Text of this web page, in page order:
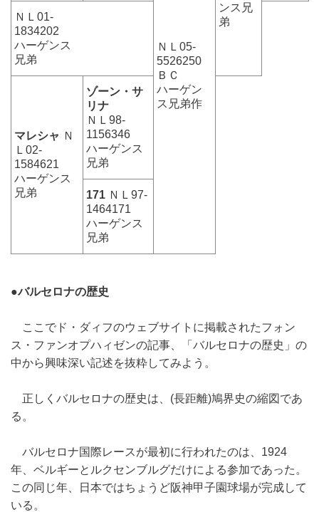
ＮＬ05-
5526250
ＢＣ
ハーゲン
ス兄弟作
ンス兄
弟
ＮＬ01-
1834202
ハーゲンス
兄弟
マレシャ Ｎ
Ｌ02-
1584621
ハーゲンス
兄弟
ゾーン・サ
リナ
ＮＬ98-
1156346
ハーゲンス
兄弟
171 ＮＬ97-
1464171
ハーゲンス
兄弟
●バルセロナの歴史
ここでド・ダィフのウェブサイトに掲載されたフォン
ス・ファンオプハィゼンの記事、「バルセロナの歴史」の
中から興味深い記述を抜粋してみよう。
正しくバルセロナの歴史は、(長距離)鳩界史の縮図であ
る。
バルセロナ国際レースが最初に行われたのは、1924
年、ベルギーとルクセンブルグだけによる参加であった。
この同じ年、日本ではちょうど阪神甲子園球場が完成して
いる。